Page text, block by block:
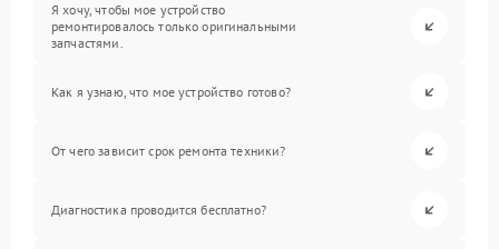
Я хочу, чтобы мое устройство
ремонтировалось только оригинальными
запчастями.
Как я узнаю, что мое устройство готово?
От чего зависит срок ремонта техники?
Диагностика проводится бесплатно?